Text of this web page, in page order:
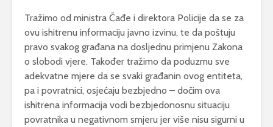
Tražimo od ministra Čađe i direktora Policije da se za
ovu ishitrenu informaciju javno izvinu, te da poštuju
pravo svakog građana na dosljednu primjenu Zakona
o slobodi vjere. Također tražimo da poduzmu sve
adekvatne mjere da se svaki građanin ovog entiteta,
pa i povratnici, osjećaju bezbjedno – dočim ova
ishitrena informacija vodi bezbjedonosnu situaciju
povratnika u negativnom smjeru jer više nisu sigurni u